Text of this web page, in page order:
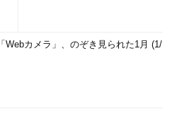
Webカメラ」、のぞき見られた1月 (1/